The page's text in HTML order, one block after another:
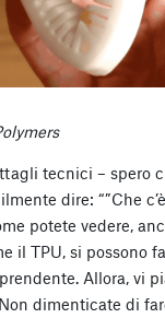
tecnici – spero
dire: “”Che
potete vedere,
il TPU, si possono
Allora, vi
dimenticate di